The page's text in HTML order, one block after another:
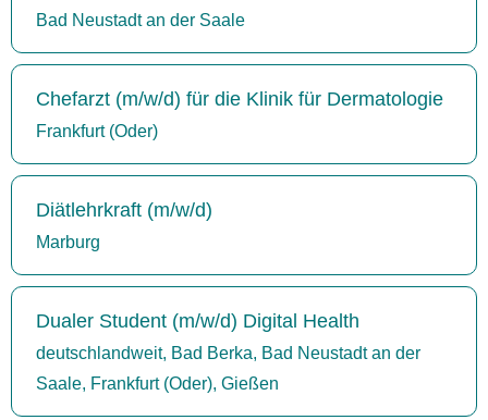
Bad Neustadt an der Saale
Chefarzt (m/w/d) für die Klinik für Dermatologie
Frankfurt (Oder)
Diätlehrkraft (m/w/d)
Marburg
Dualer Student (m/w/d) Digital Health
deutschlandweit, Bad Berka, Bad Neustadt an der
Saale, Frankfurt (Oder), Gießen